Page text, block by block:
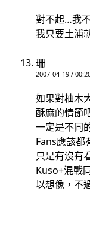
對不起…我
我只要土浦
珊
2007-04-19 /
如果對柚木
酥麻的情節
一定是不同
Fans應該都
只是有沒有
Kuso+混戰
以想像，不